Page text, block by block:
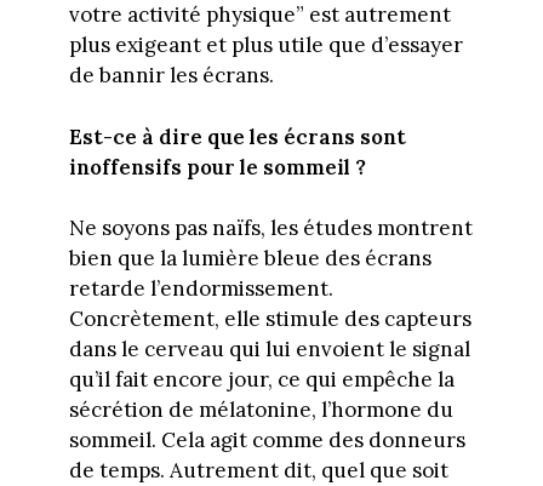
votre activité physique” est autrement
plus exigeant et plus utile que d’essayer
de bannir les écrans.
Est-ce à dire que les écrans sont
inoffensifs pour le sommeil ?
Ne soyons pas naïfs, les études montrent
bien que la lumière bleue des écrans
retarde l’endormissement.
Concrètement, elle stimule des capteurs
dans le cerveau qui lui envoient le signal
qu’il fait encore jour, ce qui empêche la
sécrétion de mélatonine, l’hormone du
sommeil. Cela agit comme des donneurs
de temps. Autrement dit, quel que soit